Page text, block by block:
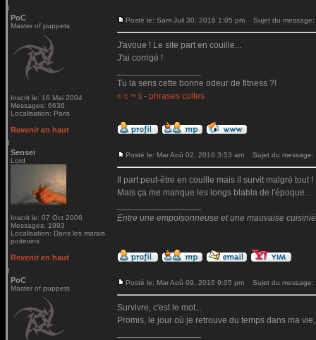
PoC
Master of puppets
Inscrit le: 16 Mai 2004
Messages: 6636
Localisation: Paris
Posté le: Sam Juil 30, 2016 1:05 pm Sujet du message:
J'avoue ! Le site part en couille...
J'ai corrigé !
Tu la sens cette bonne odeur de fitness ?!
© € ™ $ - phrases cultes
Revenir en haut
Sensei
Lord
Inscrit le: 07 Oct 2006
Messages: 1993
Localisation: Dans les marais
poitevins
Posté le: Mar Aoû 02, 2016 3:53 am Sujet du message:
Il part peut-être en couille mais il survit malgré tout !
Mais ça me manque les longs blabla de l'époque...
Entre une empoisonneuse et une mauvaise
Revenir en haut
PoC
Master of puppets
Posté le: Mar Aoû 09, 2016 9:05 pm Sujet du message:
Survivre, c'est le mot...
Promis, le jour où je retrouve du temps dans ma